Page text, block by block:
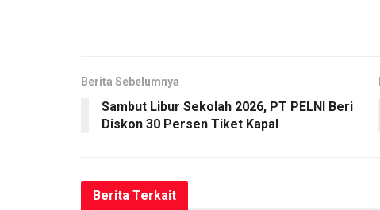
Berita Sebelumnya
Sambut Libur Sekolah 2026, PT PELNI Beri
Diskon 30 Persen Tiket Kapal
Berita Terkait